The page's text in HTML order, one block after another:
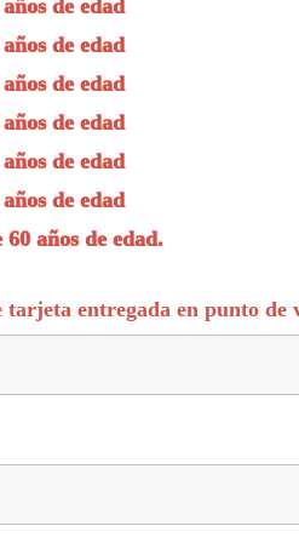
de edad
de edad
de edad
de edad
de edad
de edad
60 años de edad.
tarjeta entregada en punto de